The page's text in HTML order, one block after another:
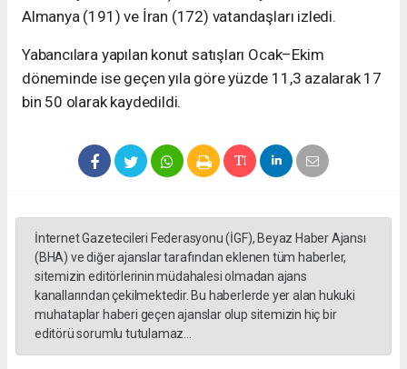
Almanya (191) ve İran (172) vatandaşları izledi.
Yabancılara yapılan konut satışları Ocak–Ekim
döneminde ise geçen yıla göre yüzde 11,3 azalarak 17
bin 50 olarak kaydedildi.
İnternet Gazetecileri Federasyonu (İGF), Beyaz Haber Ajansı
(BHA) ve diğer ajanslar tarafından eklenen tüm haberler,
sitemizin editörlerinin müdahalesi olmadan ajans
kanallarından çekilmektedir. Bu haberlerde yer alan hukuki
muhataplar haberi geçen ajanslar olup sitemizin hiç bir
editörü sorumlu tutulamaz...